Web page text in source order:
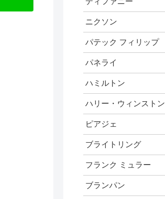
ニクソン
パテック フィリップ
パネライ
ハミルトン
ハリー・ウィンストン
ピアジェ
ブライトリング
フランク ミュラー
ブランパン